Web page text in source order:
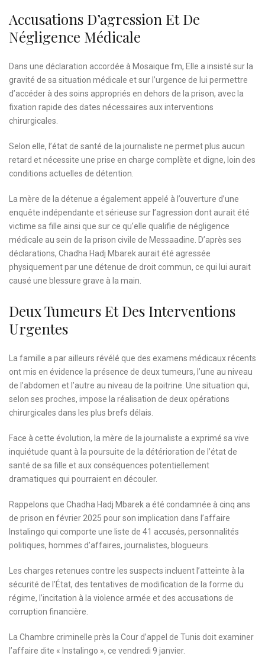
Accusations D’agression Et De
Négligence Médicale
Dans une déclaration accordée à Mosaique fm, Elle a insisté sur la
gravité de sa situation médicale et sur l’urgence de lui permettre
d’accéder à des soins appropriés en dehors de la prison, avec la
fixation rapide des dates nécessaires aux interventions
chirurgicales.
Selon elle, l’état de santé de la journaliste ne permet plus aucun
retard et nécessite une prise en charge complète et digne, loin des
conditions actuelles de détention.
La mère de la détenue a également appelé à l’ouverture d’une
enquête indépendante et sérieuse sur l’agression dont aurait été
victime sa fille ainsi que sur ce qu’elle qualifie de négligence
médicale au sein de la prison civile de Messaadine. D’après ses
déclarations, Chadha Hadj Mbarek aurait été agressée
physiquement par une détenue de droit commun, ce qui lui aurait
causé une blessure grave à la main.
Deux Tumeurs Et Des Interventions
Urgentes
La famille a par ailleurs révélé que des examens médicaux récents
ont mis en évidence la présence de deux tumeurs, l’une au niveau
de l’abdomen et l’autre au niveau de la poitrine. Une situation qui,
selon ses proches, impose la réalisation de deux opérations
chirurgicales dans les plus brefs délais.
Face à cette évolution, la mère de la journaliste a exprimé sa vive
inquiétude quant à la poursuite de la détérioration de l’état de
santé de sa fille et aux conséquences potentiellement
dramatiques qui pourraient en découler.
Rappelons que Chadha Hadj Mbarek a été condamnée à cinq ans
de prison en février 2025 pour son implication dans l’affaire
Instalingo qui comporte une liste de 41 accusés, personnalités
politiques, hommes d’affaires, journalistes, blogueurs.
Les charges retenues contre les suspects incluent l’atteinte à la
sécurité de l’État, des tentatives de modification de la forme du
régime, l’incitation à la violence armée et des accusations de
corruption financière.
La Chambre criminelle près la Cour d’appel de Tunis doit examiner
l’affaire dite « Instalingo », ce vendredi 9 janvier.